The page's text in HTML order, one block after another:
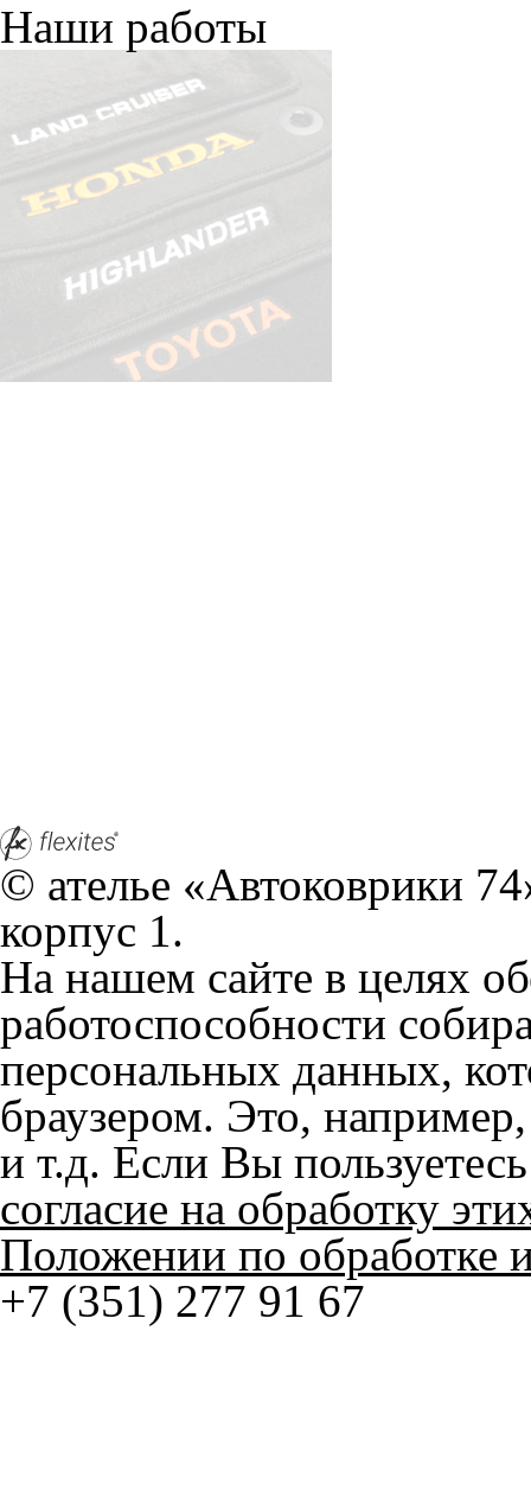
Наши работы
На нашем сайте в целях
работоспособности
персональных данных,
браузером. Это,
и т.д. Если Вы
согласие на обработку
Положении по обработке
+7 (351) 277 91 67